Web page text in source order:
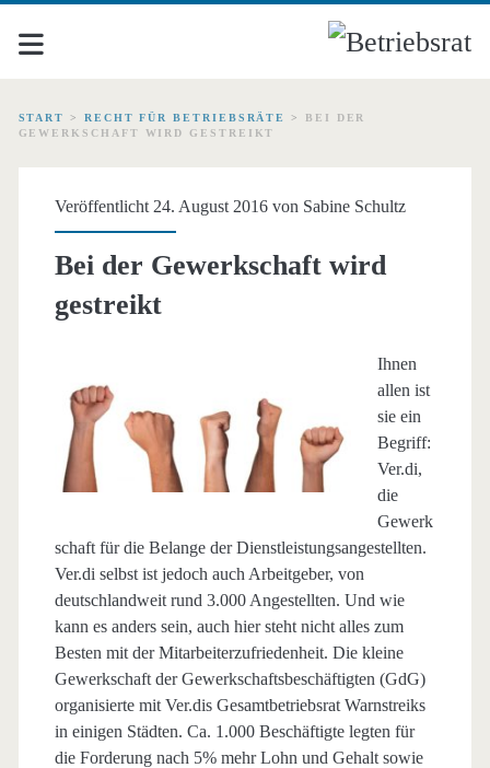
START > RECHT FÜR BETRIEBSRÄTE > BEI DER
GEWERKSCHAFT WIRD GESTREIKT
Veröffentlicht 24. August 2016 von Sabine Schultz
Bei der Gewerkschaft wird
gestreikt
Ihnen
allen ist
sie ein
Begriff:
Ver.di,
die
Gewerk
schaft für die Belange der Dienstleistungsangestellten.
Ver.di selbst ist jedoch auch Arbeitgeber, von
deutschlandweit rund 3.000 Angestellten. Und wie
kann es anders sein, auch hier steht nicht alles zum
Besten mit der Mitarbeiterzufriedenheit. Die kleine
Gewerkschaft der Gewerkschaftsbeschäftigten (GdG)
organisierte mit Ver.dis Gesamtbetriebsrat Warnstreiks
in einigen Städten. Ca. 1.000 Beschäftigte legten für
die Forderung nach 5% mehr Lohn und Gehalt sowie